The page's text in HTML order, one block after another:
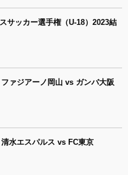
サッカー選手権（U-18）2023結
ファジアーノ岡山 vs ガンバ大阪
清水エスパルス vs FC東京